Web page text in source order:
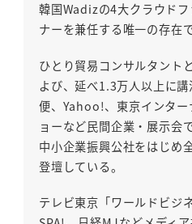
韓国Wadizの4大クラウド
ナーを兼任する唯一の存在で
ひとり貿易コンサルタント
よび、延べ1.3万人以上に
便、Yahoo!、東京インター
ョーなど民間企業・展示会
中小企業振興公社をはじめ
登壇している。
テレビ東京「ワールドビジ